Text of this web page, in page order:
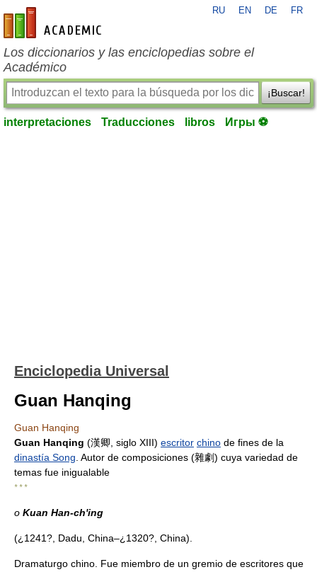
es-academic.com
RU EN DE FR
Los diccionarios y las enciclopedias sobre el
Académico
¡Buscar!
interpretaciones Traducciones libros Игры ⚽
Enciclopedia Universal
Guan Hanqing
Guan Hanqing
Guan Hanqing (漢卿, siglo XIII) escritor chino de fines de la
dinastía Song . Autor de composiciones (雜劇) cuya variedad de
temas fue inigualable
* * *
o Kuan Han-ch'ing
(¿1241?, Dadu, China–¿1320?, China).
Dramaturgo chino. Fue miembro de un gremio de escritores que